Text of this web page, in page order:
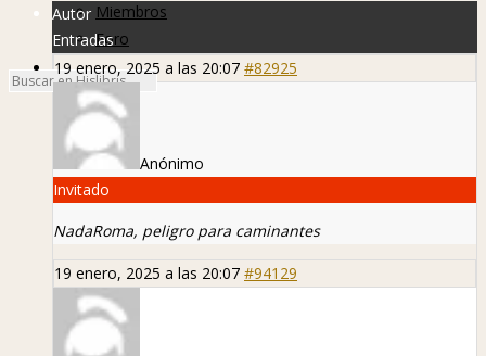
Miembros
Foro
Autor
Entradas
19 enero, 2025 a las 20:07 #82925
Anónimo
Invitado
NadaRoma, peligro para caminantes
19 enero, 2025 a las 20:07 #94129